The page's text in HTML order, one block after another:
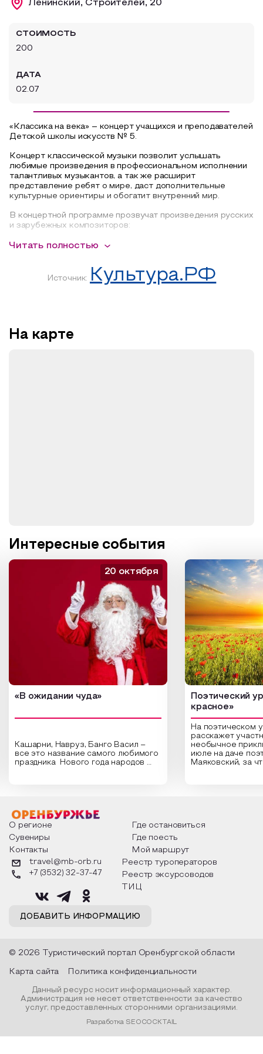
Аттестованные экскурсоводы
Все маршруты
Ленинский, Строителей, 20
СТОИМОСТЬ
200
ДАТА
02.07
« Классика на века» – концерт учащихся и преподавателей
Детской школы искусств № 5.
Концерт классической музыки позволит услышать
любимые произведения в профессиональном исполнении
талантливых музыкантов, а так же расширит
представление ребят о мире, даст дополнительные
культурные ориентиры и обогатит внутренний мир.
В концертной программе прозвучат произведения русских
и зарубежных композиторов:
Л. Ванн Бетховен, С. Рахманинов, Ф. Шопен, М.Блантера,
В концерте примут участие коллективы Детской школы
искусств №5, ставшие Лауреатами Международных,
Читать полностью
Источник: Культура.РФ
На карте
Интересные события
«В ожидании чуда»
Кашарни, Навруз, Банго Васил –
все это название самого любимого
праздника Нового года народов
о том, как встречают новый год в
разных уголках страны, какие
обряды совершают на удачу и
благополучие, в чем схожи и
различаются традиции. Кто такой
Дед Мороз и откуда он пришел, как
его называют в разных уголках
страны и как появились елочные
20 октября
Поэтический
красное»
На поэтическом
расскажет
необычное
июле на даче
Маяковский, за
Твардовского и
каждой строчке
восхищение
яркому времени
О регионе
Где остановиться
Сувениры
Где поесть
Контакты
Мой маршрут
ДОБАВИТЬ ИНФОРМАЦИЮ
travel@mb-orb.ru
+7 (3532) 32-37-47
Реестр туроператоров
Реестр эксурсоводов
ТИЦ
© 2026 Туристический портал Оренбургской области
Карта сайта Политика конфиденциальности
Данный ресурс носит информационный характер.
Администрация не несет ответственности за качество
услуг, предоставленных сторонними организациями.
Разработка SEOCOCKTAIL